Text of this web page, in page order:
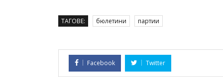
ТАГОВЕ: бюлетини партии
Facebook Twitter